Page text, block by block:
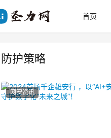
首页
防护策略
网安资讯